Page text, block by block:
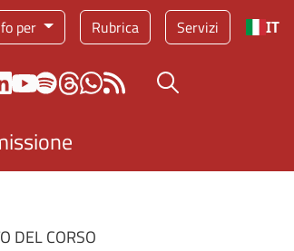
per Rubrica Servizi IT
Bottone cerca
DEL CORSO